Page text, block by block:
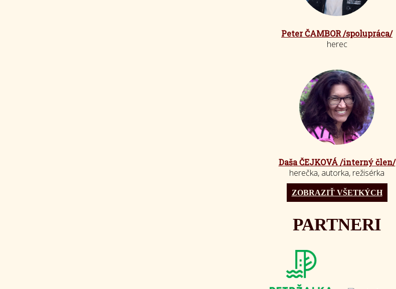
Peter ČAMBOR /spolupráca/
herec
Daša ČEJKOVÁ /interný člen/
herečka, autorka, režisérka
ZOBRAZIŤ VŠETKÝCH
PARTNERI